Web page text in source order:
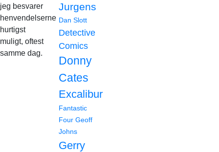
jeg besvarer
henvendelserne
hurtigst
muligt, oftest
samme dag.
Jurgens
Dan Slott
Detective
Comics
Donny
Cates
Excalibur
Fantastic
Four Geoff
Johns
Gerry